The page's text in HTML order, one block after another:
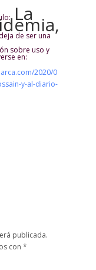
La
de ser una
uso y
en:
2020/0
y-al-diario-
publicada.
con *